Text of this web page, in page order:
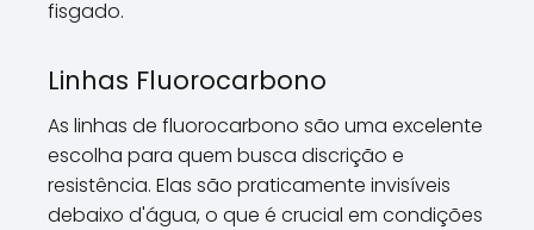
fisgado.
Linhas Fluorocarbono
As linhas de fluorocarbono são uma excelente
escolha para quem busca discrição e
resistência. Elas são praticamente invisíveis
debaixo d'água, o que é crucial em condições